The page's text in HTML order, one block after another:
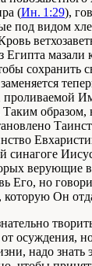
(Ин. 1:29),
под видом
Египта мазали
сохранить
проливаемой
Таким образом,
синагоге
верующие
Его, но
которую Он
осуждения,
надо знать